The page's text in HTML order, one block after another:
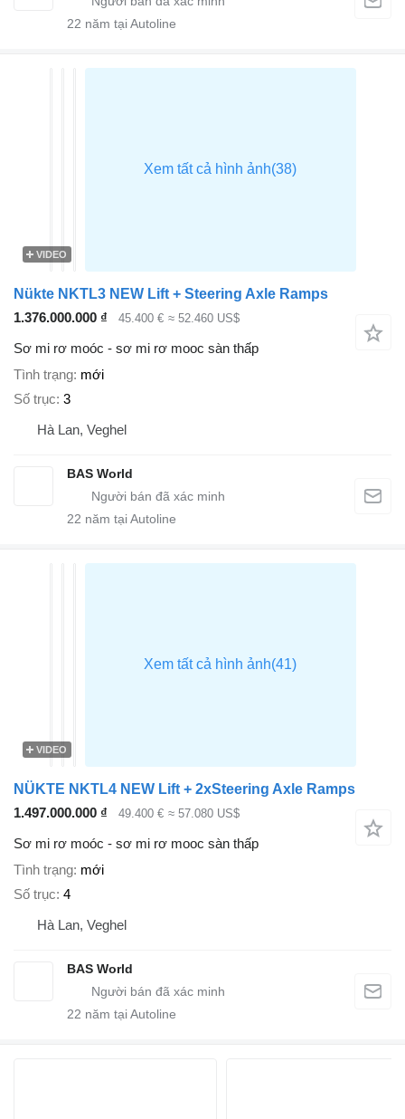
22 năm tại Autoline
VIDEO
Nükte NKTL3 NEW Lift + Steering Axle Ramps
1.376.000.000 ₫
45.400 € ≈ 52.460 US$
Sơ mi rơ moóc - sơ mi rơ mooc sàn thấp
Tình trạng mới
Số trục 3
Hà Lan, Veghel
BAS World
22 năm tại Autoline
VIDEO
NÜKTE NKTL4 NEW Lift + 2xSteering Axle Ramps
1.497.000.000 ₫
49.400 € ≈ 57.080 US$
Sơ mi rơ moóc - sơ mi rơ mooc sàn thấp
Tình trạng mới
Số trục 4
Hà Lan, Veghel
BAS World
22 năm tại Autoline